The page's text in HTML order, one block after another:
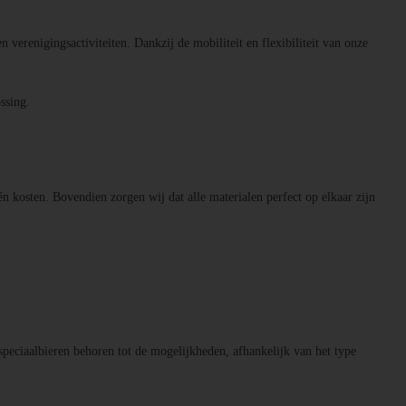
verenigingsactiviteiten. Dankzij de mobiliteit en flexibiliteit van onze
kosten. Bovendien zorgen wij dat alle materialen perfect op elkaar zijn
behoren tot de mogelijkheden, afhankelijk van het type